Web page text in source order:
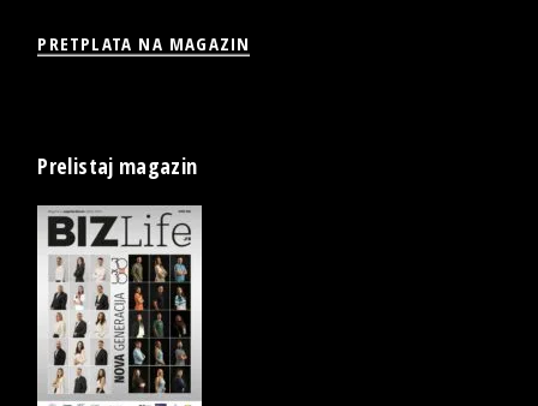
PRETPLATA NA MAGAZIN
Prelistaj magazin